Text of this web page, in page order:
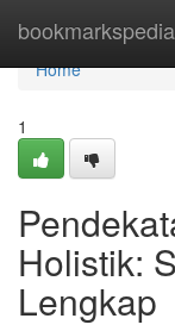
bookmarkspedia
Home
Home
1
Holistik:
Lengkap